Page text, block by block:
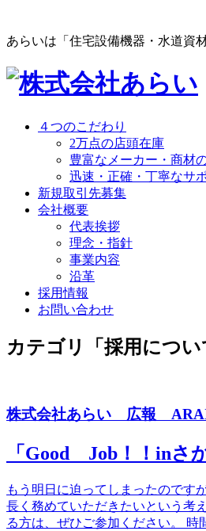
あらいは「住宅設備機器・水道資
４つのこだわり
2万点の店頭在庫
豊富なメーカー・商材
迅速・正確・丁寧なサ
新規取引先募集
会社概要
代表挨拶
理念・指針
事業内容
沿革
採用情報
お問い合わせ
カテゴリ「採用につ
株式会社あらい 広報
「Good Job！！inさ
もう明日に迫ってしまったのです
長く務めていただきたいという考
る方は、ぜひご参加ください。 時